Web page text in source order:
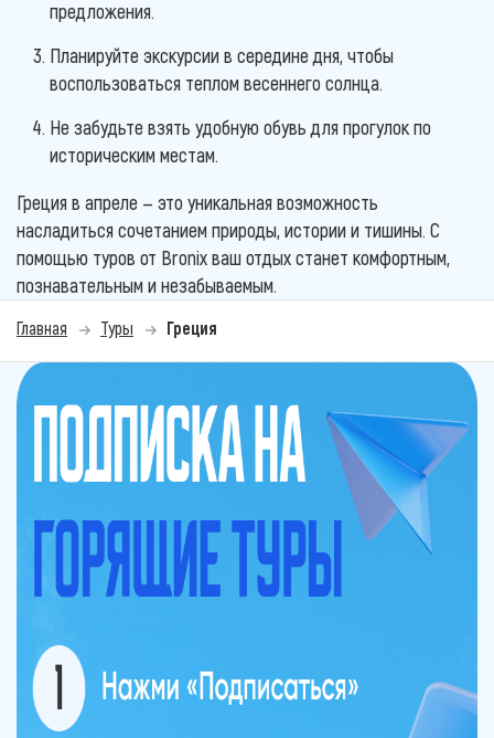
предложения.
Планируйте экскурсии в середине дня, чтобы
воспользоваться теплом весеннего солнца.
Не забудьте взять удобную обувь для прогулок по
историческим местам.
Греция в апреле — это уникальная возможность
насладиться сочетанием природы, истории и тишины. С
помощью туров от Bronix ваш отдых станет комфортным,
познавательным и незабываемым.
Главная Туры Греция